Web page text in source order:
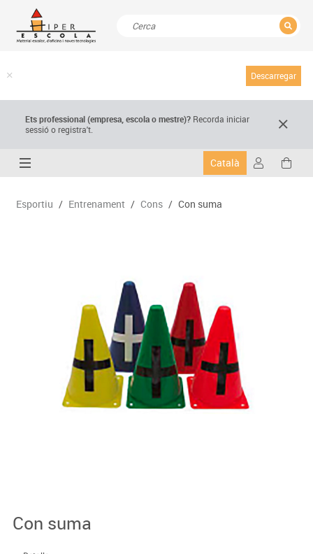
Descarregar
Ets professional (empresa,escola o mestre)? Recorda iniciar
sessió o registra't.
Català
Esportiu / Entrenament / Cons / Con suma
Con suma